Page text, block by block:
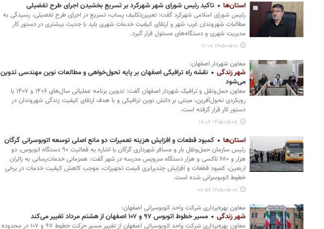
استان‌ها تاکید رئیس شورای شهر شهرکرد بر تسریع بخشیدن اجرای طرح تفضیلی
رئیس شورای اسلامی شهرکرد گفت: تعیین‌تکلیف پساب، تسریع در اجرای طرح تفصیلی، رسیدگی به
مطالبات شهروندان غرب شهر و ارتقای کیفیت خدمات شهری باید با جدیت بیشتری در دستور کار
مدیریت شهری و دستگاه‌های مسئول قرار گیرد.
۱۴۰۵-۰۵-۱۱ ۱۱:۰۸
معاون شهردار اصفهان:
شهر زندگی
نقشه راه ترافیکی اصفهان بر پایه تحول‌خواهی و مطالعات نوین مهندسی تدوین
می‌شود
معاون حمل‌ونقل و ترافیک شهردار اصفهان گفت: تدوین برنامه عملیاتی سال‌های ۱۴۰۶ و ۱۴۰۷ با
رویکردی تحول‌آفرین، مبتنی بر دانش نوین ترافیکی و با هدف ارتقای کیفیت زندگی شهروندان در
دستور کار قرار گرفته است.
۱۴۰۵-۰۵-۰۸ ۱۸:۰۲
استان‌ها کمبود قطعات و افزایش هزینه تعمیرات دو مانع اصلی توسعه اتوبوسرانی گرگان
رئیس سازمان حمل‌ونقل بار و مسافر شهرداری گرگان با اشاره به فعالیت ۹۰ دستگاه اتوبوس، دو
هزار و ۶۸۰ تاکسی و هزار دستگاه سرویس مدرسه در شهر گفت: همزمانی خدمات‌رسانی به زائران
اربعین، کمبود قطعات و افزایش چندبرابری قیمت تجهیزات، موجب کاهش کیفیت خدمات در برخی
خطوط اتوبوسرانی شده است.
۱۴۰۵-۰۵-۰۸ ۰۸:۵۶
معاون بهره‌برداری شرکت واحد اتوبوسرانی اصفهان:
شهر زندگی مسیر خطوط اتوبوس ۹۷ و ۱۰۷ اصفهان از هشتم مرداد تغییر می‌کند
معاون بهره‌برداری شرکت واحد اتوبوسرانی اصفهان از تغییر مسیر حرکت خطوط ۹۷ و ۱۰۷ در محدوده